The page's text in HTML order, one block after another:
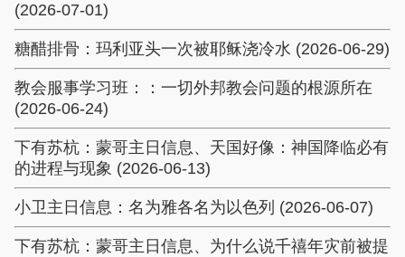
(2026-07-01)
糖醋排骨：玛利亚头一次被耶稣浇冷水 (2026-06-29)
教会服事学习班：：一切外邦教会问题的根源所在
(2026-06-24)
下有苏杭：蒙哥主日信息、天国好像：神国降临必有
的进程与现象 (2026-06-13)
小卫主日信息：名为雅各名为以色列 (2026-06-07)
下有苏杭：蒙哥主日信息、为什么说千禧年灾前被提